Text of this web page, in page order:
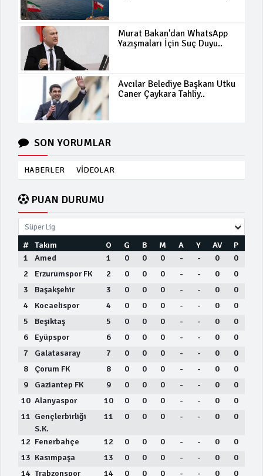
Murat Bakan'dan WhatsApp
Yazışmaları İçin Suç Duyu..
Avcılar Belediye Başkanı Utku
Caner Çaykara Tahliy..
SON YORUMLAR
HABERLER VİDEOLAR
PUAN DURUMU
Süper Lig
# Takım O G B M A Y AV
P
1
Amed 1 0 0 0 - - 0
0
2
Erzurumspor FK 2 0 0 0 - - 0
0
3
Başakşehir 3 0 0 0 - - 0
0
4
Kocaelispor 4 0 0 0 - - 0
0
5
Beşiktaş 5 0 0 0 - - 0
0
6
Eyüpspor 6 0 0 0 - - 0
0
7
Galatasaray 7 0 0 0 - - 0
0
8
Çorum FK 8 0 0 0 - - 0
0
9
Gaziantep FK 9 0 0 0 - - 0
0
10 Alanyaspor 10 0 0 0 - - 0
0
11 Gençlerbirliği
S.K.
11 0 0 0 - - 0 0
12 Fenerbahçe 12 0 0 0 - - 0
0
13 Kasımpaşa 13 0 0 0 - - 0
0
14 Trabzonspor 14 0 0 0 - - 0
0